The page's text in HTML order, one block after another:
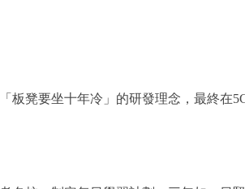
板凳要坐十年冷」的研發理念，最終